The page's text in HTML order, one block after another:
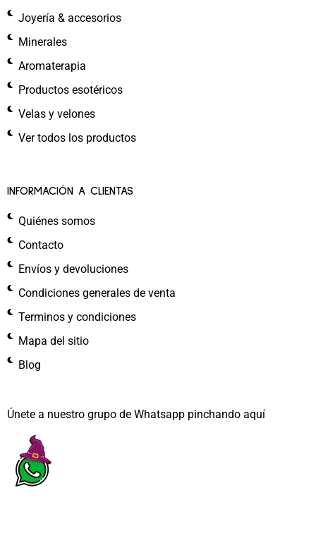
Joyería & accesorios
Minerales
Aromaterapia
Productos esotéricos
Velas y velones
Ver todos los productos
INFORMACIÓN A CLIENTAS
Quiénes somos
Contacto
Envíos y devoluciones
Condiciones generales de venta
Terminos y condiciones
Mapa del sitio
Blog
Únete a nuestro grupo de Whatsapp pinchando aquí​